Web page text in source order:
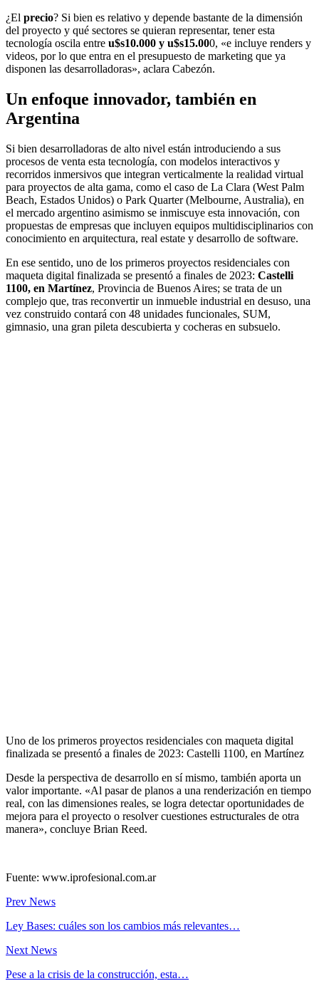
¿El precio? Si bien es relativo y depende bastante de la dimensión
del proyecto y qué sectores se quieran representar, tener esta
tecnología oscila entre u$s10.000 y u$s15.000, «e incluye renders y
videos, por lo que entra en el presupuesto de marketing que ya
disponen las desarrolladoras», aclara Cabezón.
Un enfoque innovador, también en
Argentina
Si bien desarrolladoras de alto nivel están introduciendo a sus
procesos de venta esta tecnología, con modelos interactivos y
recorridos inmersivos que integran verticalmente la realidad virtual
para proyectos de alta gama, como el caso de La Clara (West Palm
Beach, Estados Unidos) o Park Quarter (Melbourne, Australia), en
el mercado argentino asimismo se inmiscuye esta innovación, con
propuestas de empresas que incluyen equipos multidisciplinarios con
conocimiento en arquitectura, real estate y desarrollo de software.
En ese sentido, uno de los primeros proyectos residenciales con
maqueta digital finalizada se presentó a finales de 2023: Castelli
1100, en Martínez, Provincia de Buenos Aires; se trata de un
complejo que, tras reconvertir un inmueble industrial en desuso, una
vez construido contará con 48 unidades funcionales, SUM,
gimnasio, una gran pileta descubierta y cocheras en subsuelo.
Uno de los primeros proyectos residenciales con maqueta digital
finalizada se presentó a finales de 2023: Castelli 1100, en Martínez
Desde la perspectiva de desarrollo en sí mismo, también aporta un
valor importante. «Al pasar de planos a una renderización en tiempo
real, con las dimensiones reales, se logra detectar oportunidades de
mejora para el proyecto o resolver cuestiones estructurales de otra
manera», concluye Brian Reed.
Fuente: www.iprofesional.com.ar
Prev News
Ley Bases: cuáles son los cambios más relevantes…
Next News
Pese a la crisis de la construcción, esta…